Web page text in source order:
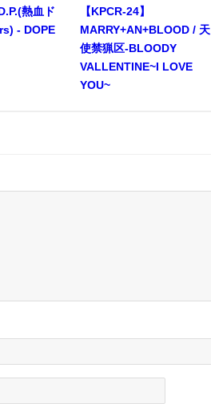
熱血ド
- DOPE
【KPCR-24】
MARRY+AN+BLOOD / 天
使禁猟区-BLOODY
VALLENTINE~I LOVE
YOU~